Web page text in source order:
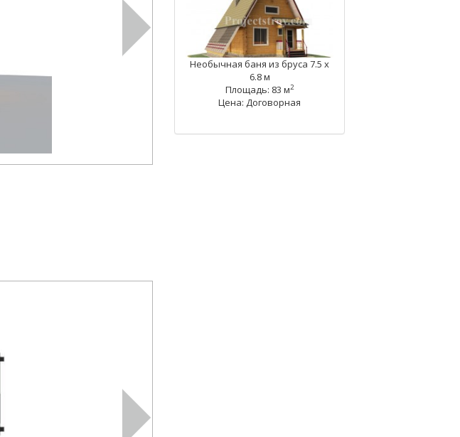
Необычная баня из бруса 7.5 х
6.8 м
Площадь: 83 м2
Цена: Договорная